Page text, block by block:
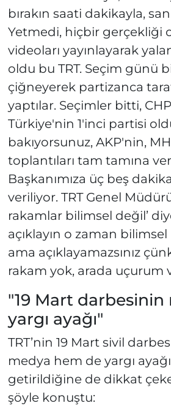
bırakın saati dakikayla,
Yetmedi, hiçbir gerçekliği
videoları yayınlayarak
oldu bu TRT. Seçim günü
çiğneyerek partizanca
yaptılar. Seçimler bitti,
Türkiye'nin 1'inci partisi
bakıyorsunuz, AKP'nin,
toplantıları tam tamına
Başkanımıza üç beş
veriliyor. TRT Genel Müdürü
rakamlar bilimsel değil’
açıklayın o zaman bilimsel
ama açıklayamazsınız
rakam yok, arada uçurum
"19 Mart darbesinin
yargı ayağı"
TRT’nin 19 Mart sivil
medya hem de yargı
getirildiğine de dikkat
şöyle konuştu: